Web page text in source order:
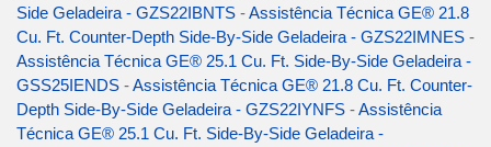
Side Geladeira - GZS22IBNTS -Assistência Técnica GE® 21.8
Cu. Ft. Counter-Depth Side-By-Side Geladeira - GZS22IMNES -
Assistência Técnica GE® 25.1 Cu. Ft. Side-By-Side Geladeira -
GSS25IENDS -Assistência Técnica GE® 21.8 Cu. Ft. Counter-
Depth Side-By-Side Geladeira - GZS22IYNFS -Assistência
Técnica GE® 25.1 Cu. Ft. Side-By-Side Geladeira -